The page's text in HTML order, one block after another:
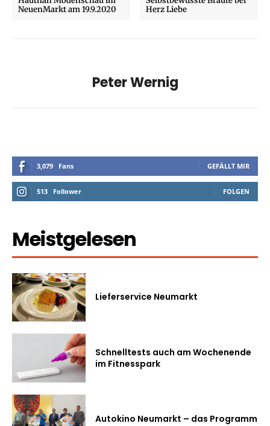
NeuenMarkt am 19.9.2020
Herz Liebe
Peter Wernig
3,079 Fans GEFÄLLT MIR
513 Follower FOLGEN
Meistgelesen
Lieferservice Neumarkt
Schnelltests auch am Wochenende
im Fitnesspark
Autokino Neumarkt – das Programm